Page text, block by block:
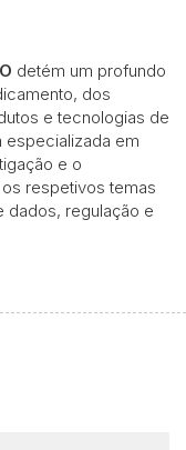
detém um profundo
dos
e tecnologias de
especializada em
e o
respetivos temas
dados, regulação e